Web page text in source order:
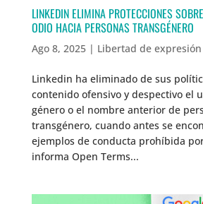
LINKEDIN ELIMINA PROTECCIONES
ODIO HACIA PERSONAS TRANSGÉNERO
Ago 8, 2025| Libertad de expresión
Linkedin ha eliminado de sus
contenido ofensivo y despectivo el
género o el nombre anterior de
transgénero, cuando antes se
ejemplos de conducta prohíbida
informa Open Terms...